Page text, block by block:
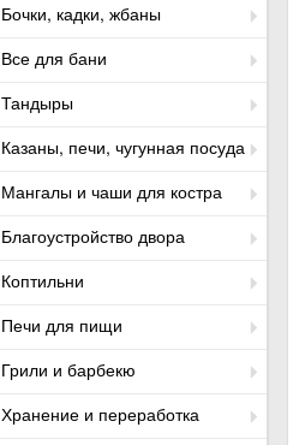
Бочки, кадки, жбаны
Все для бани
Тандыры
Казаны, печи, чугунная посуда
Мангалы и чаши для костра
Благоустройство двора
Коптильни
Печи для пищи
Грили и барбекю
Хранение и переработка